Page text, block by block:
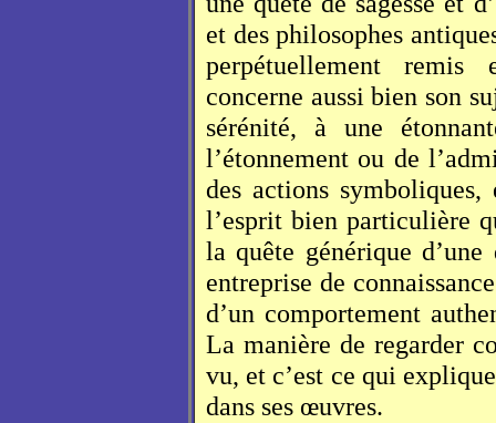
et des philosophes
perpétuellement remis
concerne aussi bien son
sérénité, à une
l’étonnement ou de
des actions
l’esprit bien particulière
la quête générique
entreprise de
d’un comportement
La manière de regarder
vu, et c’est ce qui
dans ses œuvres.